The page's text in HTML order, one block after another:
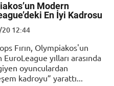
Modern
En İyi Kadrosu
12:44
Fırın, Olympiakos'un
yılları arasında
oyunculardan
kadroyu” yarattı...